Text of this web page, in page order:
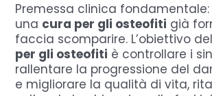
Premessa clinica fondamentale:
una cura per gli osteofiti già
faccia scomparire. L’obiettivo
per gli osteofiti è controllare i
rallentare la progressione del
e migliorare la qualità di vita,